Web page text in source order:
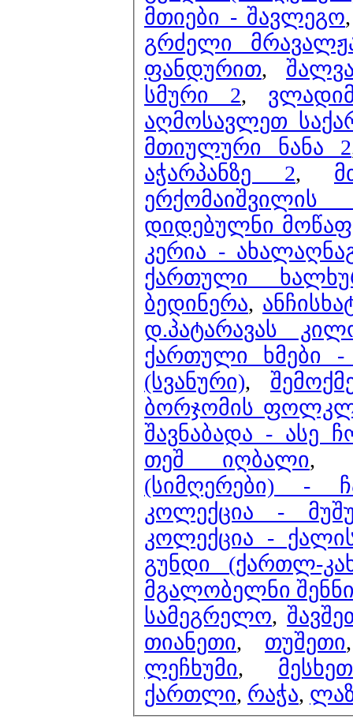
მთიები - შავლეგო
გრძელი
ფანდურით,
სმური 2,
აღმოსავლეთ
მთიულური ნანა 2
აჭარპანზე 2,
დიდებულნი
კერია -
ქართული
ბედინერა,
დ.პატარავას
ქართული ხმები -
(სვანური),
ბორჯომის
შავნაბადა - ასე
თეშ იღბალი,
(სიმღერები) -
კოლექცია -
კოლექცია -
გუნდი (ქართლ-
მგალობელნი
სამეგრელო,
თიანეთი, თუშეთი
ლეჩხუმი,
ქართლი, რაჭა,